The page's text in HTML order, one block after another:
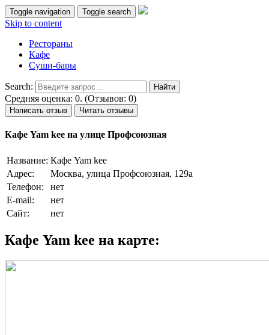
Toggle navigation Toggle search
Skip to content
Рестораны
Кафе
Суши-бары
Search:
Средняя оценка: 0. (Отзывов: 0)
Написать отзыв Читать отзывы
Кафе Yam kee на улице Профсоюзная
Название: Кафе Yam kee
Адрес:
Москва, улица Профсоюзная, 129а
Телефон:
нет
E-mail:
нет
Сайт:
нет
Кафе Yam kee на карте: